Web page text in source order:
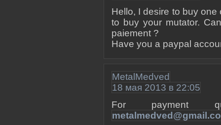
Hello, I desire to buy
to buy your mutator.
paiement ?
Have you a paypal
MetalMedved
18 мая 2013 в 22:05
For payment